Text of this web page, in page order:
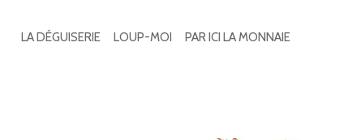
LA DÉGUISERIE LOUP-MOI PAR ICI LA MONNAIE